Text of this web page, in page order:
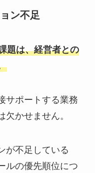
ン不足
題は、経営者との
サポートする業務
かせません。
が不足している
ルの優先順位につ